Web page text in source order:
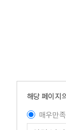
해당 페이지
매우만족